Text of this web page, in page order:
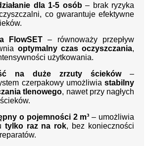
dla 1-5 osób– brak ryzyka
co gwarantuje efektywne
FlowSET – równoważy przepływ
optymalny czas oczyszczania,
użytkowania.
na duże zrzuty ścieków–
czerpakowy umożliwia stabilny
tlenowego, nawet przy nagłych
o pojemności 2 m³ – umożliwia
tylko raz na rok, bez konieczności